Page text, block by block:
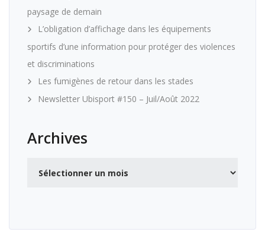
paysage de demain
L’obligation d’affichage dans les équipements
sportifs d’une information pour protéger des violences
et discriminations
Les fumigènes de retour dans les stades
Newsletter Ubisport #150 – Juil/Août 2022
Archives